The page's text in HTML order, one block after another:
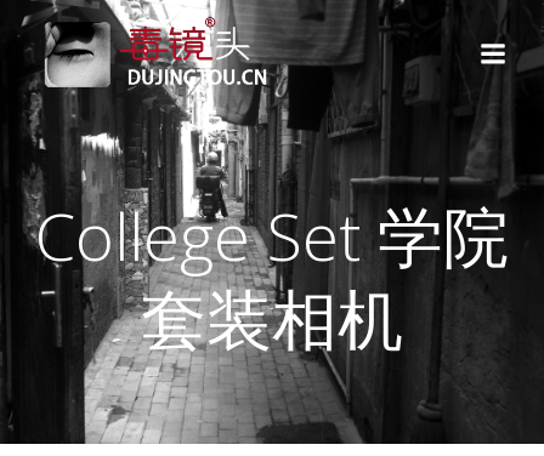
转
到
内
容
College Set 学院
套装相机